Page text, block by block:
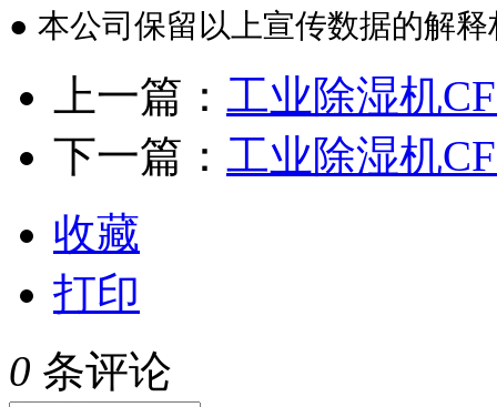
● 本公司保留以上宣传数据的解释
上一篇： 工业除湿机
下一篇： 工业除湿机
收藏
打印
0 条评论